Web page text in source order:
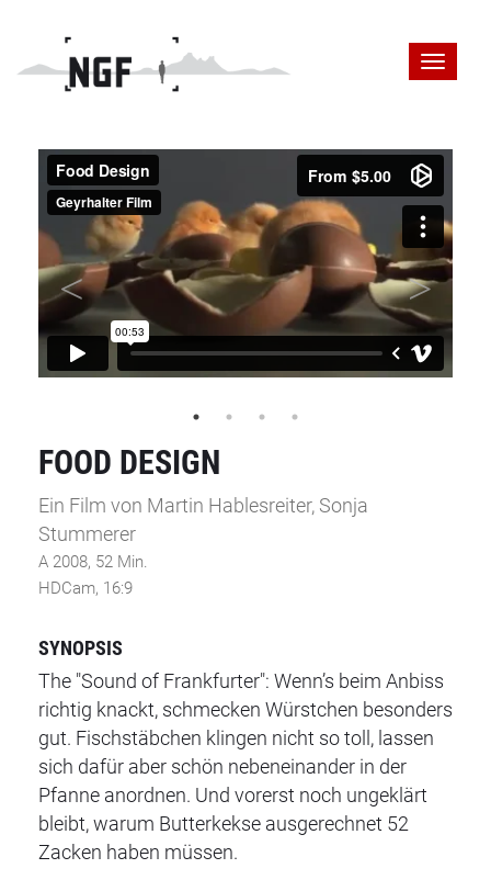
FOOD DESIGN
Ein Film von Martin Hablesreiter, Sonja
Stummerer
A 2008, 52 Min.
HDCam, 16:9
SYNOPSIS
The "Sound of Frankfurter": Wenn’s beim Anbiss
richtig knackt, schmecken Würstchen besonders
gut. Fischstäbchen klingen nicht so toll, lassen
sich dafür aber schön nebeneinander in der
Pfanne anordnen. Und vorerst noch ungeklärt
bleibt, warum Butterkekse ausgerechnet 52
Zacken haben müssen.